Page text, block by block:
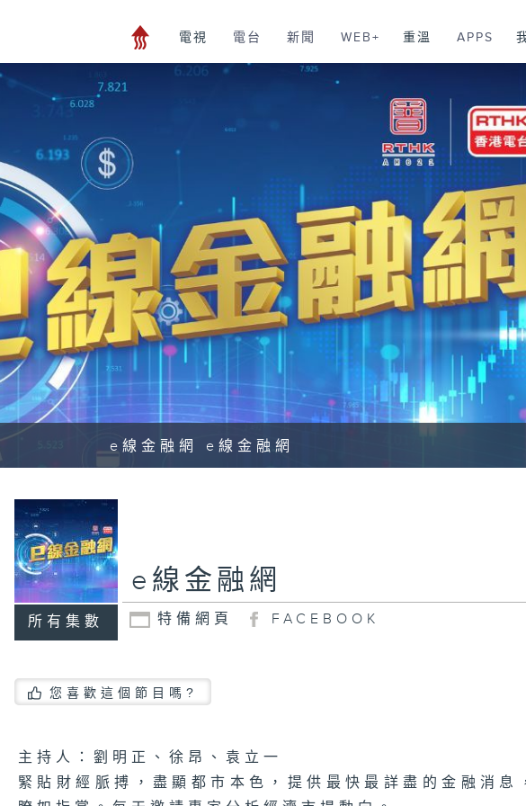
電視 電台 新聞 WEB+ 重溫 APPS
e線金融網 e線金融網
所有集數
e線金融網
特備網頁 FACEBOOK
您喜歡這個節目嗎?
主持人：劉明正、徐昂、袁立一
緊貼財經脈搏，盡顯都市本色，提供最快最詳盡的金融消息